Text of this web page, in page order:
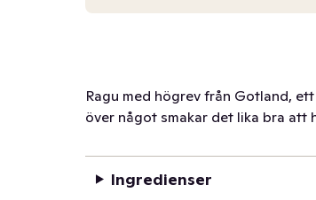
Ragu med högrev från Gotland,
över något smakar det lika bra att
Ingredienser